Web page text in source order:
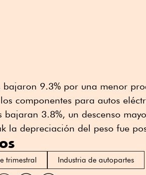
bajaron 9.3% por una menor
componentes para autos
bajaran 3.8%, un descenso
la depreciación del peso fue
trimestral Industria de autopartes